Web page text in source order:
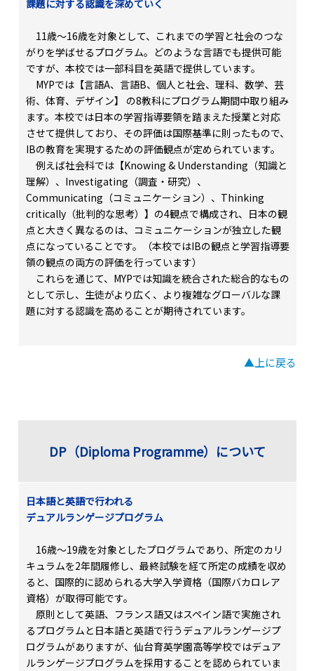
課題に対する認識を深めていく
11歳～16歳を対象として、これまでの学習と社会のつな
がりを学ばせるプログラム。どのような言語でも提供可能
ですが、本校では一部科目を英語で提供しています。
MYPでは【言語A、言語B、個人と社会、理科、数学、芸
術、体育、デザイン】 の8教科にプログラム期間中取り組み
ます。本校では日本の学習指導要領を踏まえた授業と対応
させて提供しており、その評価は国際基準に則ったもので、
IBの教育を実現するための評価観点が定められています。
例えば社会科では【Knowing & Understanding（知識と
理解）、Investigating（調査・研究）、
Communicating（コミュニケーション）、Thinking
critically（批判的な思考）】の4観点で構成され、日本の観
点と大きく異なるのは、コミュニケーションが独立した観
点になっていることです。（本校ではIBの観点と学習指導要
領の観点の両方の評価を行っています）
これらを通じて、MYPでは知識を統合された総合的なもの
として示し、生徒がより広く、より複雑なグローバルな課
題に対する認識を高めることが期待されています。
▲上に戻る
DP（Diploma Programme）について
日本語と英語で行われる
デュアルランゲージプログラム
16歳～19歳を対象としたプログラムであり、所定のカリ
キュラムを2年間履修し、最終試験を経て所定の成績を収め
ると、国際的に認められる大学入学資格（国際バカロレア
資格）が取得可能です。
原則として英語、フランス語又はスペイン語で実施され
るプログラムと日本語と英語で行うデュアルランゲージプ
ログラムがありますが、仙台育英学園高等学校ではデュア
ルランゲージプログラムを採用することを認められていま